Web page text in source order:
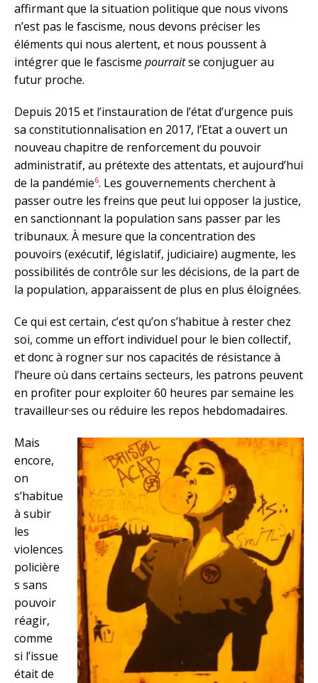
affirmant que la situation politique que nous vivons
n’est pas le fascisme, nous devons préciser les
éléments qui nous alertent, et nous poussent à
intégrer que le fascisme pourraitse conjuguer au
futur proche.
Depuis 2015 et l’instauration de l’état d’urgence puis
sa constitutionnalisation en 2017, l’Etat a ouvert un
nouveau chapitre de renforcement du pouvoir
administratif, au prétexte des attentats, et aujourd’hui
de la pandémie6. Les gouvernements cherchent à
passer outre les freins que peut lui opposer la justice,
en sanctionnant la population sans passer par les
tribunaux. À mesure que la concentration des
pouvoirs (exécutif, législatif, judiciaire) augmente, les
possibilités de contrôle sur les décisions, de la part de
la population, apparaissent de plus en plus éloignées.
Ce qui est certain, c’est qu’on s’habitue à rester chez
soi, comme un effort individuel pour le bien collectif,
et donc à rogner sur nos capacités de résistance à
l’heure où dans certains secteurs, les patrons peuvent
en profiter pour exploiter 60 heures par semaine les
travailleur·ses ou réduire les repos hebdomadaires.
Mais
encore,
on
s’habitue
à subir
les
violences
policière
s sans
pouvoir
réagir,
comme
si l’issue
était de